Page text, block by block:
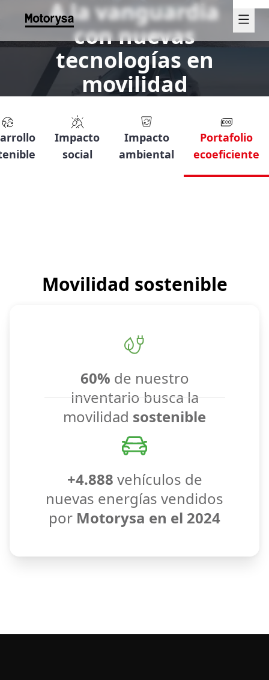
A la vanguardia
con nuevas
tecnologías en
movilidad
Impacto
social
Impacto
ambiental
Portafolio
ecoeficiente
Movilidad sostenible
60% de nuestro
inventario busca la
movilidad sostenible
+4.888 vehículos de
nuevas energías vendidos
por Motorysa en el 2024